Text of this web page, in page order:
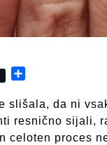
slišala, da ni
resnično sijali,
celoten proces